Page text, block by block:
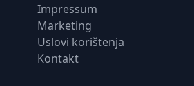
Impressum
Marketing
Uslovi korištenja
Kontakt